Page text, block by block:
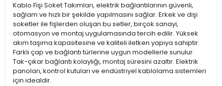
Kablo Fişi Soket Takımları, elektrik bağlantılarının güvenli,
sağlam ve hızlı bir şekilde yapılmasını sağlar. Erkek ve dişi
soketler ile fişlerden oluşan bu setler, birçok sanayi,
otomasyon ve montaj uygulamasında tercih edilir. Yüksek
akım taşıma kapasitesine ve kaliteli iletken yapıya sahiptir.
Farklı çap ve bağlantı türlerine uygun modellerle sunulur.
Tak-çıkar bağlantı kolaylığı, montaj süresini azaltır. Elektrik
panoları, kontrol kutuları ve endüstriyel kablolama sistemleri
için idealdir.